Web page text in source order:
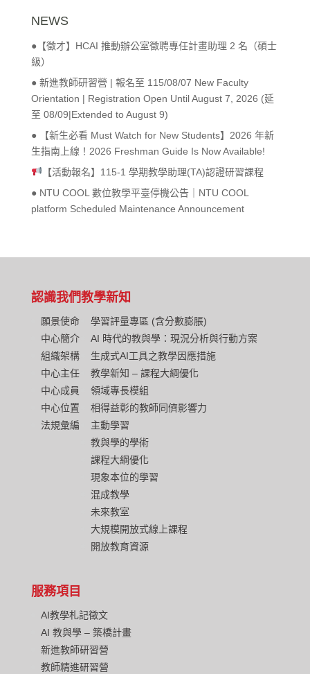
NEWS
●【徵才】HCAI 推動辦公室徵聘專任計畫助理 2 名（碩士
級）
● 新進教師研習營 | 報名至 115/08/07 New Faculty
Orientation | Registration Open Until August 7, 2026 (延
至 08/09|Extended to August 9)
● 【新生必看 Must Watch for New Students】2026 年新
生指南上線！2026 Freshman Guide Is Now Available!
【活動報名】115-1 學期教學助理(TA)認證研習課程
● NTU COOL 數位教學平臺停機公告｜NTU COOL
platform Scheduled Maintenance Announcement
認識我們
願景使命
中心簡介
組織架構
中心主任
中心成員
中心位置
法規彙編
教學新知
學習評量專區 (含分數膨脹)
AI 時代的教與學：現況分析與行動方案
生成式AI工具之教學因應措施
教學新知 – 課程大綱優化
領域專長模組
相得益彰的教師同儕影響力
主動學習
教與學的學術
課程大綱優化
現象本位的學習
混成教學
未來教室
大規模開放式線上課程
開放教育資源
服務項目
AI教學札記徵文
AI 教與學 – 築橋計畫
新進教師研習營
教師精進研習營